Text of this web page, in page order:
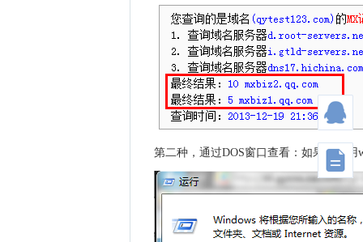
第二种，通过DOS窗口查看：如果您使用